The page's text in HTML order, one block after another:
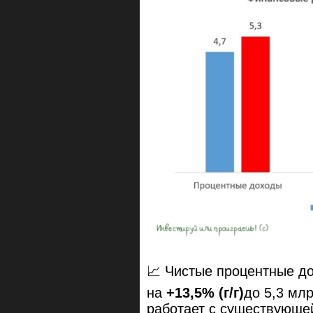
📈 Чистые процентные
на +13,5% (г/г)до 5,3
работает с